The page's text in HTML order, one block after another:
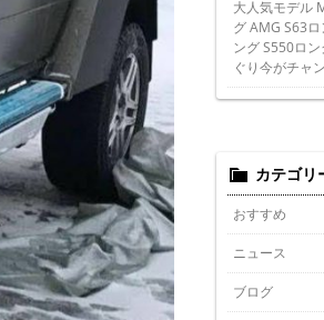
大人気モデル
グ AMG S63
ング S550ロ
ぐり今がチャ
カテゴリ
おすすめ
ニュース
ブログ